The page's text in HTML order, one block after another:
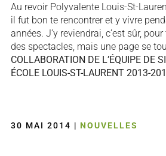
Au revoir Polyvalente Louis-St-
il fut bon te rencontrer et y vivre
années. J’y reviendrai, c’est sûr,
des spectacles, mais une page se
COLLABORATION DE L’ÉQUIPE DE
ÉCOLE LOUIS-ST-LAURENT 2013-
30 MAI 2014 | NOUVELLES